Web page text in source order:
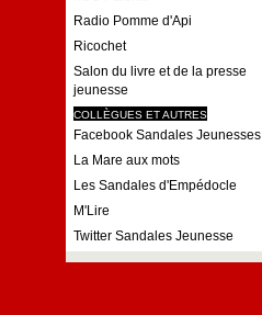
Radio Pomme d'Api
Ricochet
Salon du livre et de la presse
jeunesse
COLLÈGUES ET AUTRES
Facebook Sandales Jeunesses
La Mare aux mots
Les Sandales d'Empédocle
M'Lire
Twitter Sandales Jeunesse